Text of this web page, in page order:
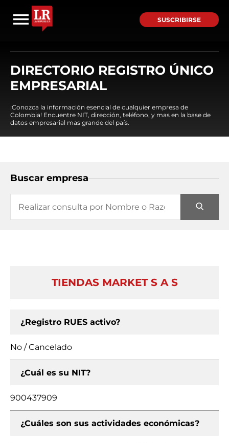
SUSCRIBIRSE
DIRECTORIO REGISTRO ÚNICO
EMPRESARIAL
¡Conozca la información esencial de cualquier empresa de
Colombia! Encuentre NIT, dirección, teléfono, y mas en la base de
datos empresarial mas grande del país.
Buscar empresa
TIENDAS MARKET S A S
¿Registro RUES activo?
No / Cancelado
¿Cuál es su NIT?
900437909
¿Cuáles son sus actividades económicas?